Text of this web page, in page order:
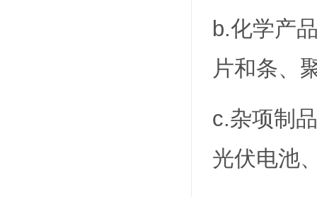
b.化学产
片和条、
c.杂项制
光伏电池